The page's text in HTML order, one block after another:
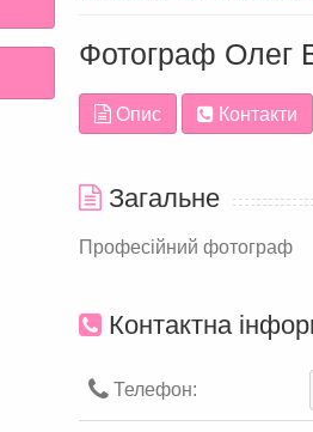
Фотограф Олег
Опис Контакти
Загальне
Професійний фотограф
Контактна
Телефон: